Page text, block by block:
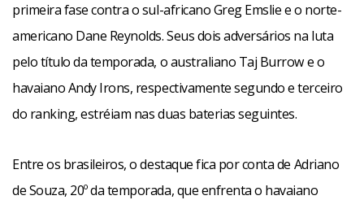
primeira fase contra o sul-africano Greg Emslie e o norte-
americano Dane Reynolds. Seus dois adversários na luta
pelo título da temporada, o australiano Taj Burrow e o
havaiano Andy Irons, respectivamente segundo e terceiro
do ranking, estréiam nas duas baterias seguintes.
Entre os brasileiros, o destaque fica por conta de Adriano
de Souza, 20º da temporada, que enfrenta o havaiano